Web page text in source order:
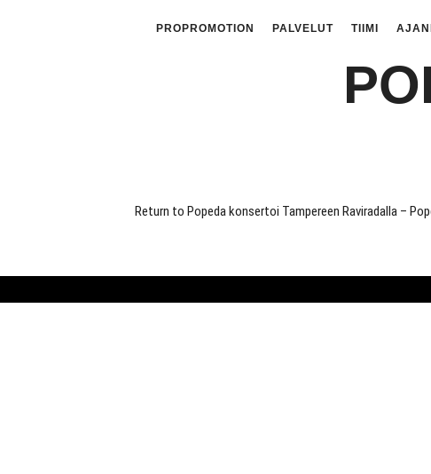
PROPROMOTION PALVELUT TIIMI
Return to Popeda konsertoi Tampereen Raviradalla –